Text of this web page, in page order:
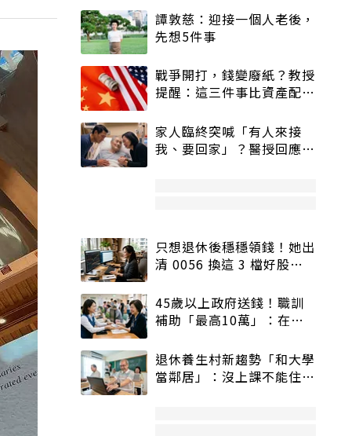
譚敦慈：迎接一個人老後，
先想5件事
戰爭開打，錢變廢紙？教授
提醒：這三件事比資產配置
家人臨終突喊「有人來接
我、要回家」？醫授回應方
只想退休後穩穩領錢！她出
清 0056 換這 3 檔好股：
45歲以上政府送錢！職訓
補助「最高10萬」：在
退休養生村新趨勢「和大學
當鄰居」：沒上課不能住、